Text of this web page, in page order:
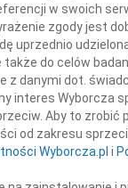
w swoich
zgody jest
uprzednio
do celów
z danymi dot.
Wyborcza
Aby to zrobić
od zakresu
Wyborcza.pl i